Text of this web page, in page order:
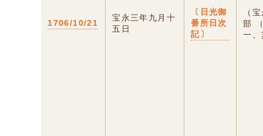
1706/10/21
宝永三年九月十
五日
〔日光御
番所日次
記〕
（
部
一